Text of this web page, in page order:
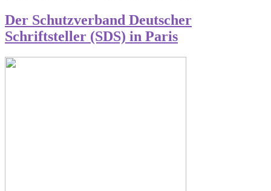
Der Schutzverband Deutscher
Schriftsteller (SDS) in Paris